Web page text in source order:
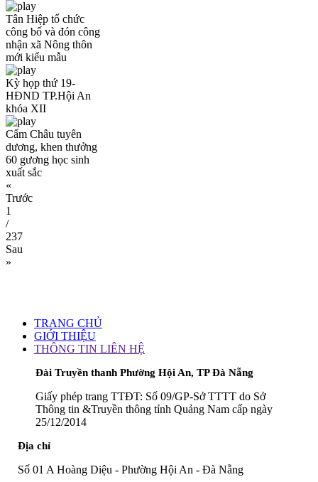
Tân Hiệp tổ chức
công bố và đón công
nhận xã Nông thôn
mới kiểu mẫu
Kỳ họp thứ 19-
HĐND TP.Hội An
khóa XII
Cẩm Châu tuyên
dương, khen thưởng
60 gương học sinh
xuất sắc
«
Trước
1
/
237
Sau
»
TRANG CHỦ
GIỚI THIỆU
THÔNG TIN LIÊN HỆ
Đài Truyền thanh Phường Hội An, TP Đà Nẵng
Giấy phép trang TTĐT: Số 09/GP-Sở TTTT do Sở
Thông tin &Truyền thông tỉnh Quảng Nam cấp ngày
25/12/2014
Địa chỉ
Số 01 A Hoàng Diệu - Phường Hội An - Đà Nẵng